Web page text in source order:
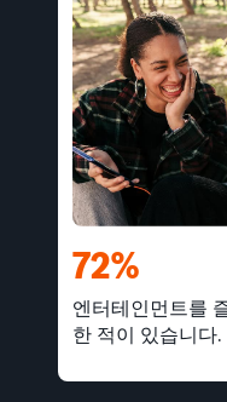
72%
엔터테인먼트를
한 적이 있습니다.